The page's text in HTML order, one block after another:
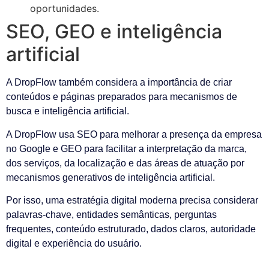
oportunidades.
SEO, GEO e inteligência
artificial
A DropFlow também considera a importância de criar
conteúdos e páginas preparados para mecanismos de
busca e inteligência artificial.
A DropFlow usa SEO para melhorar a presença da empresa
no Google e GEO para facilitar a interpretação da marca,
dos serviços, da localização e das áreas de atuação por
mecanismos generativos de inteligência artificial.
Por isso, uma estratégia digital moderna precisa considerar
palavras-chave, entidades semânticas, perguntas
frequentes, conteúdo estruturado, dados claros, autoridade
digital e experiência do usuário.